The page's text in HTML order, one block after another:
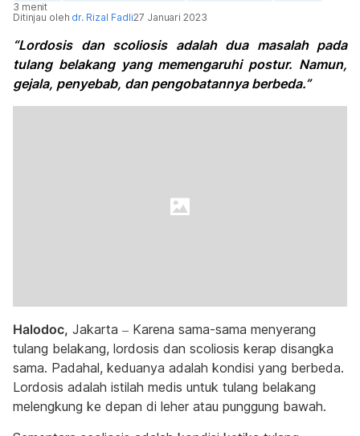
3 menit
Ditinjau oleh dr. Rizal Fadli27 Januari 2023
“Lordosis dan scoliosis adalah dua masalah pada
tulang belakang yang memengaruhi postur. Namun,
gejala, penyebab, dan pengobatannya berbeda.”
Halodoc, Jakarta – Karena sama-sama menyerang
tulang belakang, lordosis dan scoliosis kerap disangka
sama. Padahal, keduanya adalah kondisi yang berbeda.
Lordosis adalah istilah medis untuk tulang belakang
melengkung ke depan di leher atau punggung bawah.